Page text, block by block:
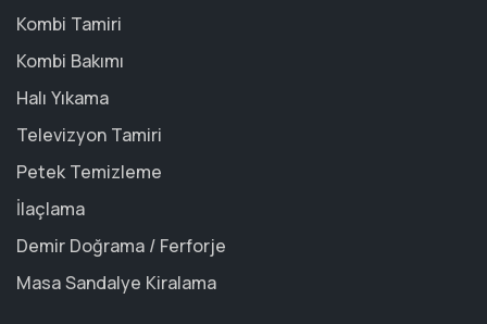
Kombi Tamiri
Kombi Bakımı
Halı Yıkama
Televizyon Tamiri
Petek Temizleme
İlaçlama
Demir Doğrama / Ferforje
Masa Sandalye Kiralama